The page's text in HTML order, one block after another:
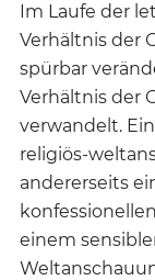
Im Laufe der
Verhältnis der
spürbar
Verhältnis der
verwandelt.
religiös-
andererseits
einem